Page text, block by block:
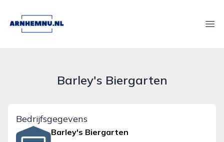
arnhemnu.nl
Barley's Biergarten
Bedrijfsgegevens
Barley's Biergarten